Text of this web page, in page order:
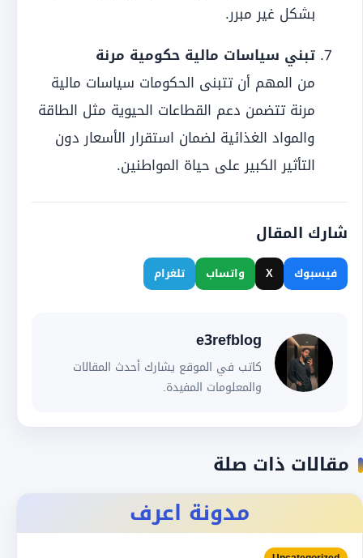
بشكل غير مبرر.
تبني سياسات مالية حكومية مرنة
من المهم أن تتبنى الحكومات سياسات مالية
مرنة تتضمن دعم القطاعات الحيوية مثل الطاقة
والمواد الغذائية لضمان استقرار الأسعار دون
التأثير الكبير على حياة المواطنين.
شارك المقال
فيسبوك X واتساب تلغرام
e3refblog
كاتب في الموقع يشارك أحدث المقالات
والمعلومات المفيدة.
مقالات ذات صلة
مدونة اعرف